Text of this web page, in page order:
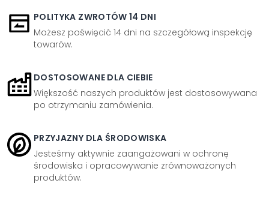
POLITYKA ZWROTÓW 14 DNI
Możesz poświęcić 14 dni na szczegółową inspekcję
towarów.
DOSTOSOWANE DLA CIEBIE
Większość naszych produktów jest dostosowywana
po otrzymaniu zamówienia.
PRZYJAZNY DLA ŚRODOWISKA
Jesteśmy aktywnie zaangażowani w ochronę
środowiska i opracowywanie zrównoważonych
produktów.